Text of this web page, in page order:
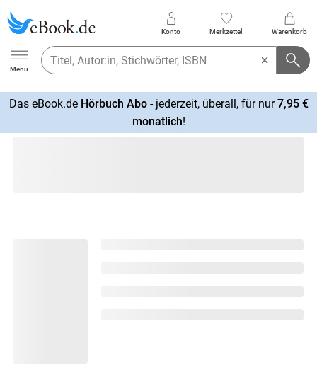
Ebook.de
Menu
Konto Merkzettel Warenkorb
Das eBook.de Hörbuch Abo- jederzeit, überall, für nur7,95 €
monatlich!